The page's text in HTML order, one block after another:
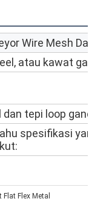
Wire Mesh Datar
atau kawat
tepi loop ganda
spesifikasi yang